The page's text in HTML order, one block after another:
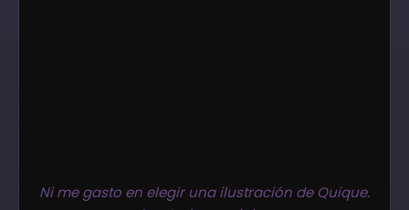
Ni me gasto en elegir una ilustración de Quique.